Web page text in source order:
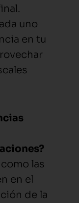
uno
en tu
las
en el
de la